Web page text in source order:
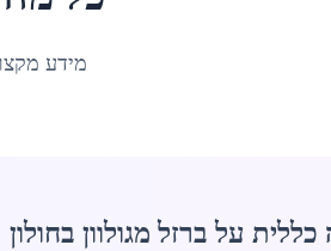
מידע
על ברזל מגולוון בחולון